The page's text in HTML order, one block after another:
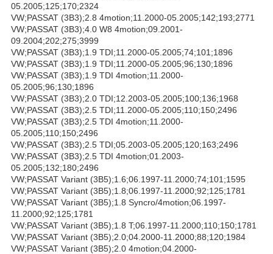
05.2005;125;170;2324
VW;PASSAT (3B3);2.8 4motion;11.2000-05.2005;142;193;2771
VW;PASSAT (3B3);4.0 W8 4motion;09.2001-
09.2004;202;275;3999
VW;PASSAT (3B3);1.9 TDI;11.2000-05.2005;74;101;1896
VW;PASSAT (3B3);1.9 TDI;11.2000-05.2005;96;130;1896
VW;PASSAT (3B3);1.9 TDI 4motion;11.2000-
05.2005;96;130;1896
VW;PASSAT (3B3);2.0 TDI;12.2003-05.2005;100;136;1968
VW;PASSAT (3B3);2.5 TDI;11.2000-05.2005;110;150;2496
VW;PASSAT (3B3);2.5 TDI 4motion;11.2000-
05.2005;110;150;2496
VW;PASSAT (3B3);2.5 TDI;05.2003-05.2005;120;163;2496
VW;PASSAT (3B3);2.5 TDI 4motion;01.2003-
05.2005;132;180;2496
VW;PASSAT Variant (3B5);1.6;06.1997-11.2000;74;101;1595
VW;PASSAT Variant (3B5);1.8;06.1997-11.2000;92;125;1781
VW;PASSAT Variant (3B5);1.8 Syncro/4motion;06.1997-
11.2000;92;125;1781
VW;PASSAT Variant (3B5);1.8 T;06.1997-11.2000;110;150;1781
VW;PASSAT Variant (3B5);2.0;04.2000-11.2000;88;120;1984
VW;PASSAT Variant (3B5);2.0 4motion;04.2000-